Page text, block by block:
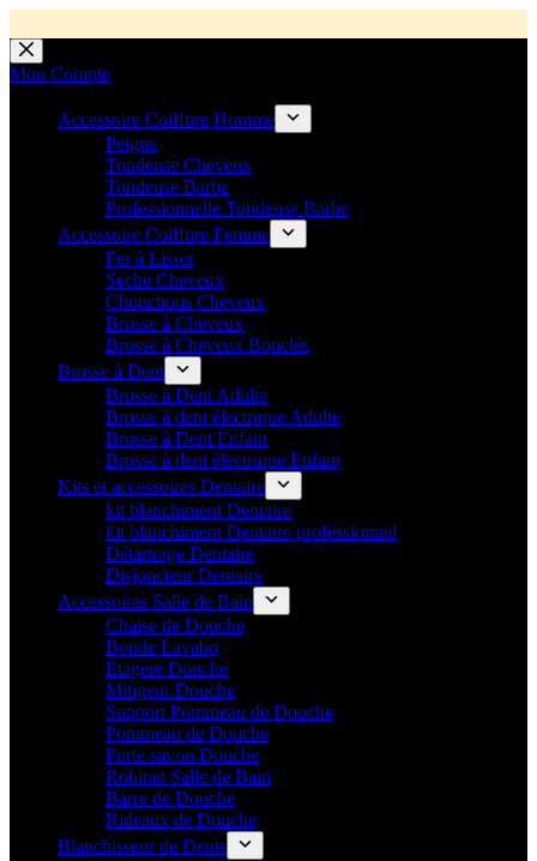
Passer
au
Mon Compte
Accessoire Coiffure Homme
Peigne
Tondeuse Cheveux
Tondeuse Barbe
Professionnelle Tondeuse Barbe
Accessoire Coiffure Femme
Fer à Lisser
Seche Cheveux
Chouchous Cheveux
Brosse à Cheveux
Brosse à Cheveux Bouclés
Brosse à Dent
Brosse à Dent Adulte
Brosse à dent électrique Adulte
Brosse à Dent Enfant
Brosse à dent électrique Enfant
Kits et accessoires Dentaire
kit blanchiment Dentaire
kit blanchiment Dentaire professionnel
Détartrage Dentaire
Disjoncteur Dentaire
Accessoires Salle de Bain
Chaise de Douche
Bonde Lavabo
Etagere Douche
Mitigeur Douche
Support Pommeau de Douche
Pommeau de Douche
Porte savon Douche
Robinet Salle de Bain
Barre de Douche
Rideaux de Douche
Blanchisseur de Dents